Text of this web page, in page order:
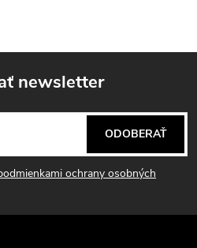
newsletter
ochrany osobných
ODOBERAŤ